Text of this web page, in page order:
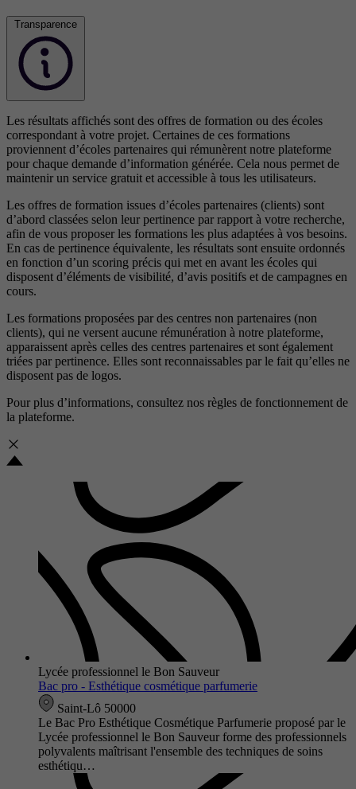
Transparence
Les résultats affichés sont des offres de formation ou des écoles
correspondant à votre projet. Certaines de ces formations
proviennent d’écoles partenaires qui rémunèrent notre plateforme
pour chaque demande d’information générée. Cela nous permet de
maintenir un service gratuit et accessible à tous les utilisateurs.
Les offres de formation issues d’écoles partenaires (clients) sont
d’abord classées selon leur pertinence par rapport à votre recherche,
afin de vous proposer les formations les plus adaptées à vos besoins.
En cas de pertinence équivalente, les résultats sont ensuite ordonnés
en fonction d’un scoring précis qui met en avant les écoles qui
disposent d’éléments de visibilité, d’avis positifs et de campagnes en
cours.
Les formations proposées par des centres non partenaires (non
clients), qui ne versent aucune rémunération à notre plateforme,
apparaissent après celles des centres partenaires et sont également
triées par pertinence. Elles sont reconnaissables par le fait qu’elles ne
disposent pas de logos.
Pour plus d’informations, consultez nos règles de fonctionnement de
la plateforme.
Lycée professionnel le Bon Sauveur
Bac pro - Esthétique cosmétique parfumerie
Saint-Lô 50000
Le Bac Pro Esthétique Cosmétique Parfumerie proposé par le
Lycée professionnel le Bon Sauveur forme des professionnels
polyvalents maîtrisant l'ensemble des techniques de soins
esthétiqu…